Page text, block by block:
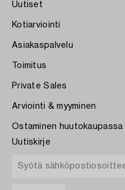
Uutiset
Kotiarviointi
Asiakaspalvelu
Toimitus
Private Sales
Arviointi & myyminen
Ostaminen huutokaupassa
Uutiskirje